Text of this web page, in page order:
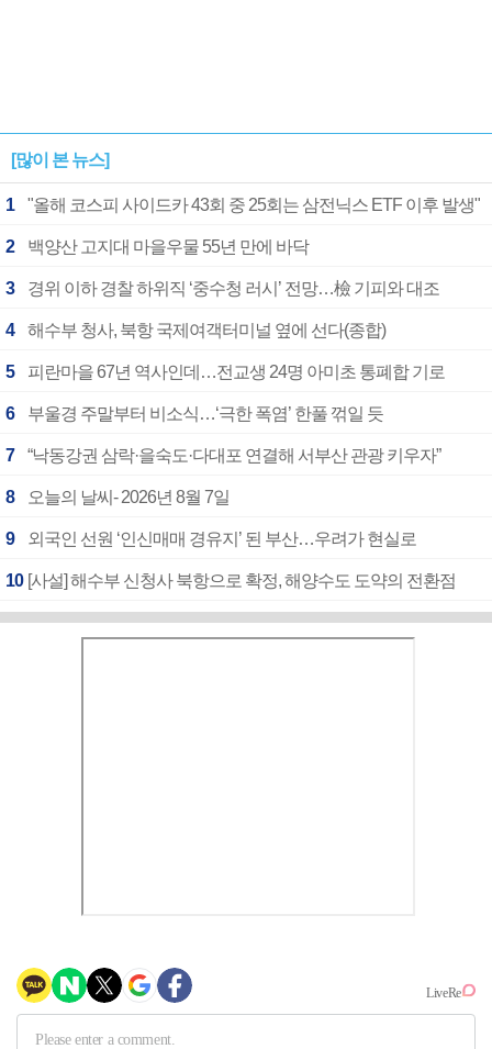
[많이 본 뉴스]
1 "올해 코스피 사이드카 43회 중 25회는 삼전닉스 ETF 이후 발생"
2 백양산 고지대 마을우물 55년 만에 바닥
3 경위 이하 경찰 하위직 ‘중수청 러시’ 전망…檢 기피와 대조
4 해수부 청사, 북항 국제여객터미널 옆에 선다(종합)
5 피란마을 67년 역사인데…전교생 24명 아미초 통폐합 기로
6 부울경 주말부터 비소식…‘극한 폭염’ 한풀 꺾일 듯
7 “낙동강권 삼락·을숙도·다대포 연결해 서부산 관광 키우자”
8 오늘의 날씨- 2026년 8월 7일
9 외국인 선원 ‘인신매매 경유지’ 된 부산…우려가 현실로
10 [사설] 해수부 신청사 북항으로 확정, 해양수도 도약의 전환점